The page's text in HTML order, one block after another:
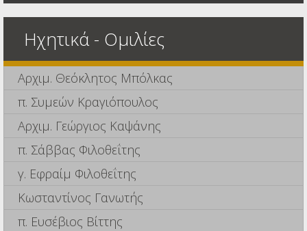
Ηχητικά - Ομιλίες
Αρχιμ. Θεόκλητος Μπόλκας
π. Συμεών Κραγιόπουλος
Αρχιμ. Γεώργιος Καψάνης
π. Σάββας Φιλοθεΐτης
γ. Εφραίμ Φιλοθεΐτης
Κωσταντίνος Γανωτής
π. Ευσέβιος Βίττης